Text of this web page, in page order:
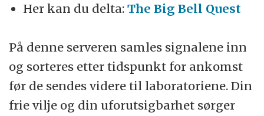
Her kan du delta:The Big Bell Quest
På denne serveren samles signalene inn
og sorteres etter tidspunkt for ankomst
før de sendes videre til laboratoriene. Din
frie vilje og din uforutsigbarhet sørger